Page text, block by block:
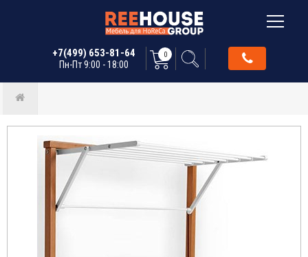
+7(499) 653-81-64
Пн-Пт 9:00 - 18:00
0